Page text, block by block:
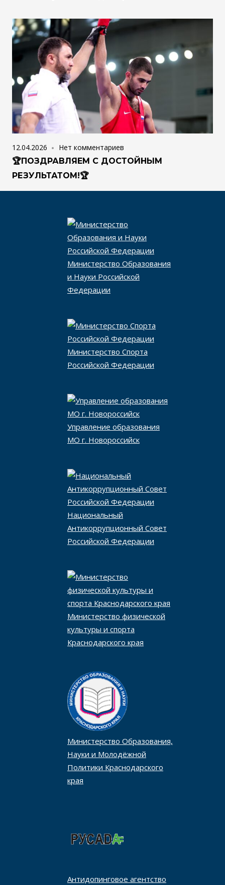
12.04.2026
Нет комментариев
🏆ПОЗДРАВЛЯЕМ С ДОСТОЙНЫМ
РЕЗУЛЬТАТОМ!🏆
Министерство Образования
и Науки Российской
Федерации
Министерство Спорта
Российской Федерации
Управление образования
МО г. Новороссийск
Национальный
Антикоррупционный Совет
Российской Федерации
Министерство физической
культуры и спорта
Краснодарского края
Министерство Образования,
Науки и Молодёжной
Политики Краснодарского
края
Антидопинговое агентство